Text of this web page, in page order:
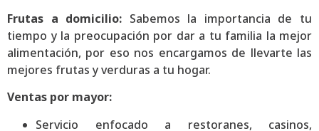
Frutas a domicilio: Sabemos la importancia de tu
tiempo y la preocupación por dar a tu familia la mejor
alimentación, por eso nos encargamos de llevarte las
mejores frutas y verduras a tu hogar.
Ventas por mayor:
Servicio enfocado a restoranes, casinos,